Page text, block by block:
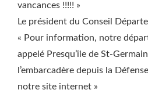
vancances !!!!! »
Le président du Conseil
« Pour information, notre
appelé Presqu’île de St-
l’embarcadère depuis la
notre site internet »